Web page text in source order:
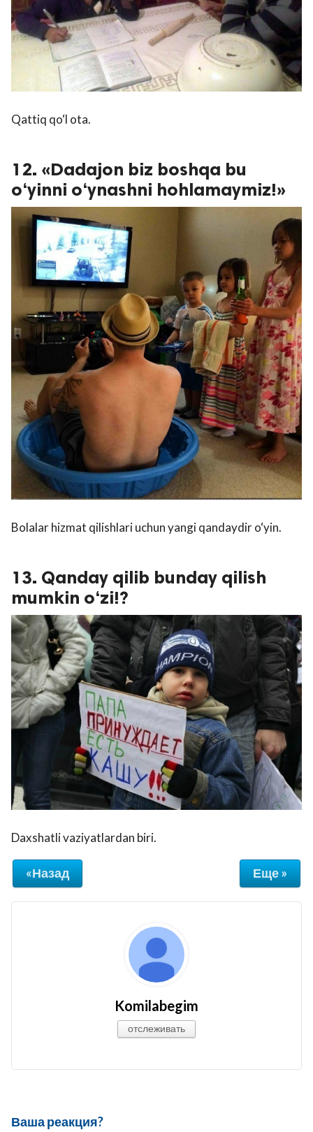
Qattiq qo‘l ota.
12. «Dadajon biz boshqa bu
o‘yinni o‘ynashni hohlamaymiz!»
Bolalar hizmat qilishlari uchun yangi qandaydir o‘yin.
13. Qanday qilib bunday qilish
mumkin o‘zi!?
Daxshatli vaziyatlardan biri.
«Назад Еще »
Komilabegim
отслеживать
Ваша реакция?